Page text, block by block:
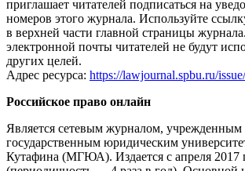
приглашает читателей подписаться на
номеров этого журнала. Используйте
в верхней части главной страницы
электронной почты читателей не будут
других целей.
Адрес ресурса: https://lawjournal.spbu.ru/
Российское право онлайн
Является сетевым журналом,
государственным юридическим
Кутафина (МГЮА). Издается с апреля 2017